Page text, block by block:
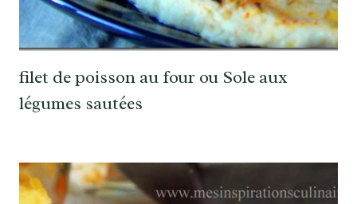
filet de poisson au four ou Sole aux
légumes sautées